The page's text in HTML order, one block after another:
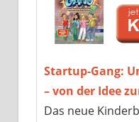
Startup-Gang:
– von der Idee
Das neue